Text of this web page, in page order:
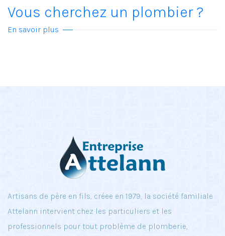
Vous cherchez un plombier ?
En savoir plus
Artisans de père en fils, créee en 1979, la société familiale
Attelann intervient chez les particuliers et les
professionnels pour tout problème de plomberie,